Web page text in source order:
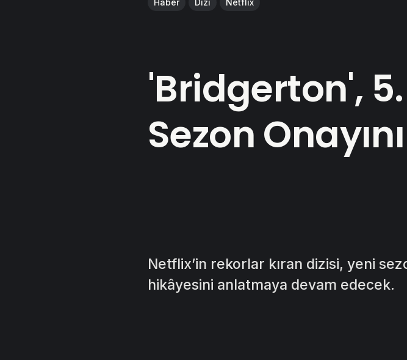
Haber Dizi Netflix
'Bridgerton',
Sezon
Netflix’in rekorlar kıran dizisi, yeni
hikâyesini anlatmaya devam edecek.